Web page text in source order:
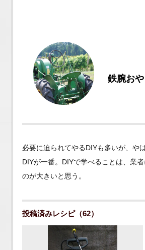
鉄腕おや
必要に迫られてやるDIYも多いが、や
DIYが一番。DIYで学べることは、業
のが大きいと思う。
投稿済みレシピ（62）